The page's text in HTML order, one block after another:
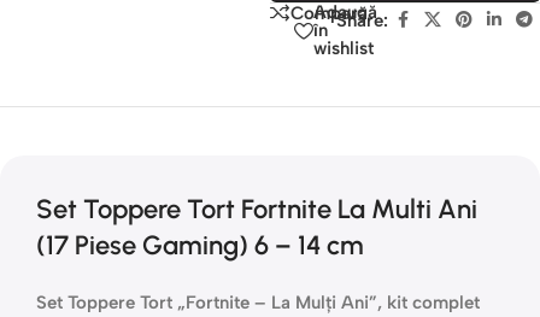
Compară
Adaugă
în
wishlist
Share:
Set Toppere Tort Fortnite La Multi Ani
(17 Piese Gaming) 6 – 14 cm
Set Toppere Tort „Fortnite – La Mulți Ani”, kit complet